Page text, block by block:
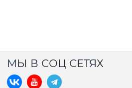
МЫ В СОЦ СЕТЯХ